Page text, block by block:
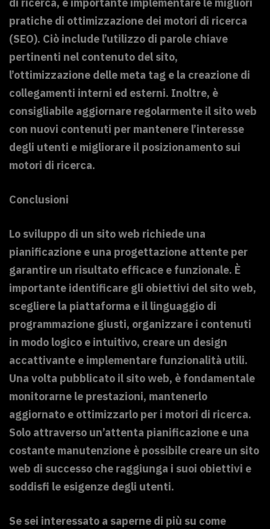
di ricerca, è importante implementare le migliori
pratiche di ottimizzazione dei motori di ricerca
(SEO). Ciò include l’utilizzo di parole chiave
pertinenti nel contenuto del sito,
l’ottimizzazione delle meta tag e la creazione di
collegamenti interni ed esterni. Inoltre, è
consigliabile aggiornare regolarmente il sito web
con nuovi contenuti per mantenere l’interesse
degli utenti e migliorare il posizionamento sui
motori di ricerca.
Conclusioni
Lo sviluppo di un sito web richiede una
pianificazione e una progettazione attente per
garantire un risultato efficace e funzionale. È
importante identificare gli obiettivi del sito web,
scegliere la piattaforma e il linguaggio di
programmazione giusti, organizzare i contenuti
in modo logico e intuitivo, creare un design
accattivante e implementare funzionalità utili.
Una volta pubblicato il sito web, è fondamentale
monitorarne le prestazioni, mantenerlo
aggiornato e ottimizzarlo per i motori di ricerca.
Solo attraverso un’attenta pianificazione e una
costante manutenzione è possibile creare un sito
web di successo che raggiunga i suoi obiettivi e
soddisfi le esigenze degli utenti.
Se sei interessato a saperne di più su come